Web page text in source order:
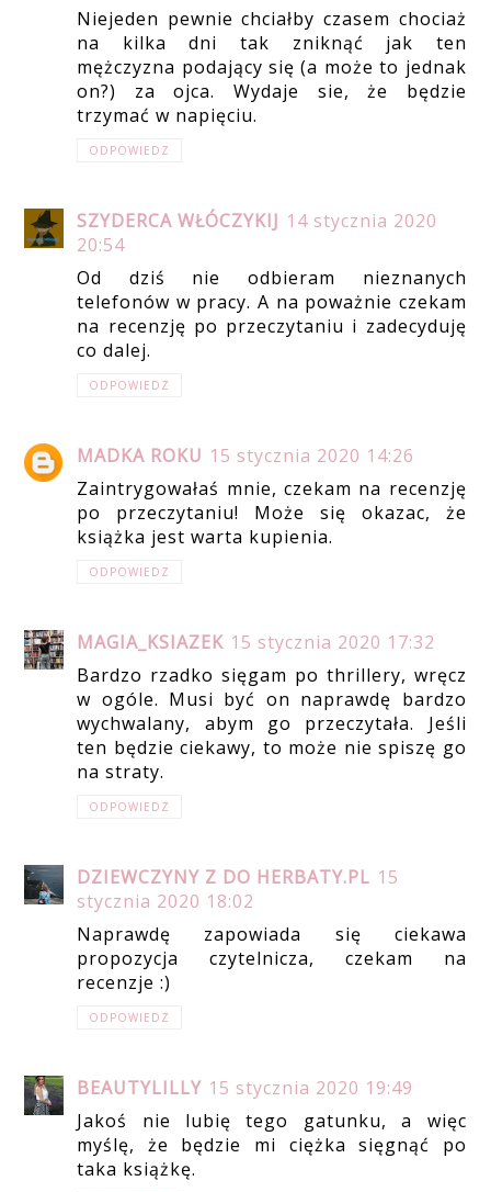
Niejeden pewnie chciałby czasem chociaż
na kilka dni tak zniknąć jak ten
mężczyzna podający się (a może to jednak
on?) za ojca. Wydaje sie, że będzie
trzymać w napięciu.
ODPOWIEDZ
SZYDERCA WŁÓCZYKIJ 14 stycznia 2020
20:54
Od dziś nie odbieram nieznanych
telefonów w pracy. A na poważnie czekam
na recenzję po przeczytaniu i zadecyduję
co dalej.
ODPOWIEDZ
MADKA ROKU 15 stycznia 2020 14:26
Zaintrygowałaś mnie, czekam na recenzję
po przeczytaniu! Może się okazac, że
książka jest warta kupienia.
ODPOWIEDZ
MAGIA_KSIAZEK 15 stycznia 2020 17:32
Bardzo rzadko sięgam po thrillery, wręcz
w ogóle. Musi być on naprawdę bardzo
wychwalany, abym go przeczytała. Jeśli
ten będzie ciekawy, to może nie spiszę go
na straty.
ODPOWIEDZ
DZIEWCZYNY Z DO HERBATY.PL 15
stycznia 2020 18:02
Naprawdę zapowiada się ciekawa
propozycja czytelnicza, czekam na
recenzje :)
ODPOWIEDZ
BEAUTYLILLY 15 stycznia 2020 19:49
Jakoś nie lubię tego gatunku, a więc
myślę, że będzie mi ciężka sięgnąć po
taka książkę.